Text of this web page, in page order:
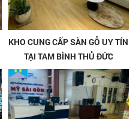
KHO CUNG CẤP SÀN GỖ UY TÍN
TẠI TAM BÌNH THỦ ĐỨC